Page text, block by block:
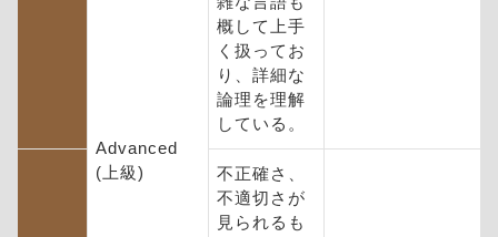
Advanced
(上級)
概して上手
く扱ってお
り、詳細な
論理を理解
している。
不正確さ、
不適切さが
見られるも